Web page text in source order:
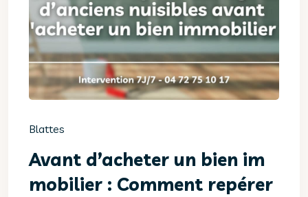
Blattes
Avant d’acheter un bien im
mobilier : Comment repérer